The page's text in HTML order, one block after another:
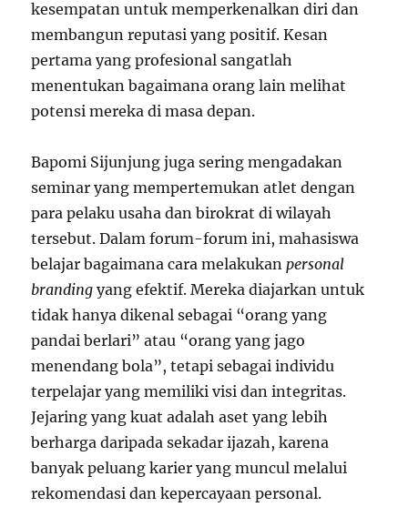
kesempatan untuk memperkenalkan diri dan
membangun reputasi yang positif. Kesan
pertama yang profesional sangatlah
menentukan bagaimana orang lain melihat
potensi mereka di masa depan.
Bapomi Sijunjung juga sering mengadakan
seminar yang mempertemukan atlet dengan
para pelaku usaha dan birokrat di wilayah
tersebut. Dalam forum-forum ini, mahasiswa
belajar bagaimana cara melakukanpersonal
branding yang efektif. Mereka diajarkan untuk
tidak hanya dikenal sebagai “orang yang
pandai berlari” atau “orang yang jago
menendang bola”, tetapi sebagai individu
terpelajar yang memiliki visi dan integritas.
Jejaring yang kuat adalah aset yang lebih
berharga daripada sekadar ijazah, karena
banyak peluang karier yang muncul melalui
rekomendasi dan kepercayaan personal.